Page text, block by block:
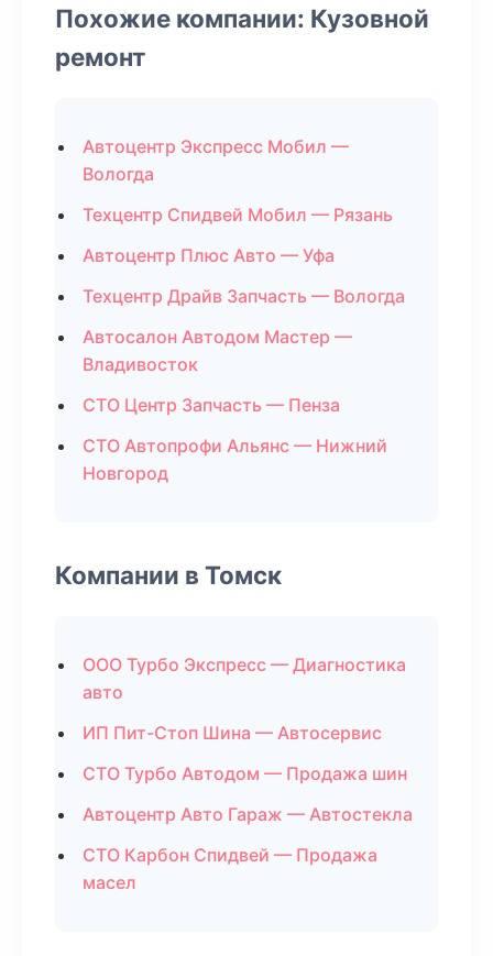
Похожие компании: Кузовной
ремонт
Автоцентр Экспресс Мобил —
Вологда
Техцентр Спидвей Мобил — Рязань
Автоцентр Плюс Авто — Уфа
Техцентр Драйв Запчасть — Вологда
Автосалон Автодом Мастер —
Владивосток
СТО Центр Запчасть — Пенза
СТО Автопрофи Альянс — Нижний
Новгород
Компании в Томск
ООО Турбо Экспресс — Диагностика
авто
ИП Пит-Стоп Шина — Автосервис
СТО Турбо Автодом — Продажа шин
Автоцентр Авто Гараж — Автостекла
СТО Карбон Спидвей — Продажа
масел